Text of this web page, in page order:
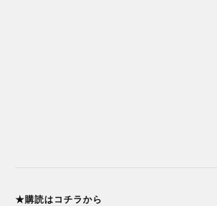
★購読はコチラから